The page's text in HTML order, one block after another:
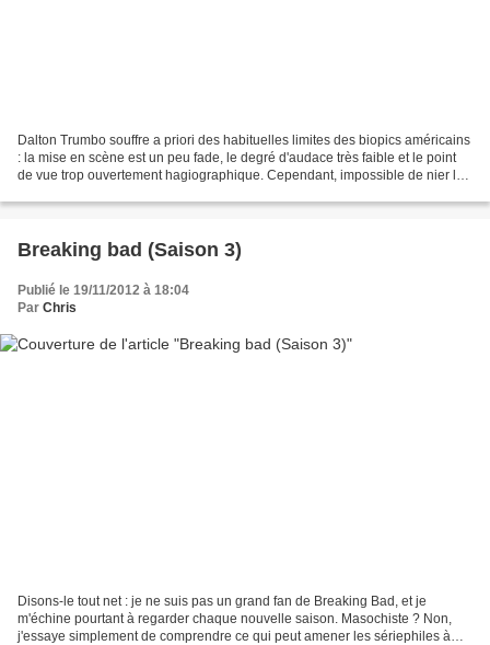
Dalton Trumbo souffre a priori des habituelles limites des biopics américains
: la mise en scène est un peu fade, le degré d'audace très faible et le point
de vue trop ouvertement hagiographique. Cependant, impossible de nier le
Breaking bad (Saison 3)
Publié le 19/11/2012 à 18:04
Par Chris
Disons-le tout net : je ne suis pas un grand fan de Breaking Bad, et je
m'échine pourtant à regarder chaque nouvelle saison. Masochiste ? Non,
j'essaye simplement de comprendre ce qui peut amener les sériephiles à